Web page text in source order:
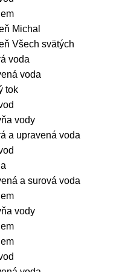
Michal
Všech svätých
voda
voda
tok
vody
a upravená voda
a surová voda
vody